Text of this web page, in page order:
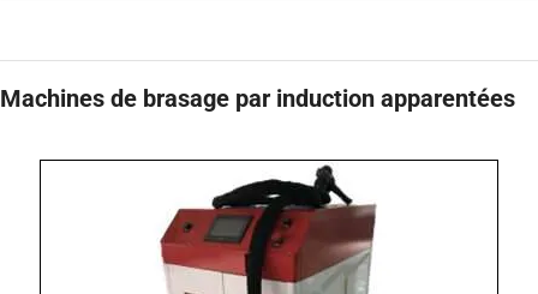
Machines de brasage par induction apparentées